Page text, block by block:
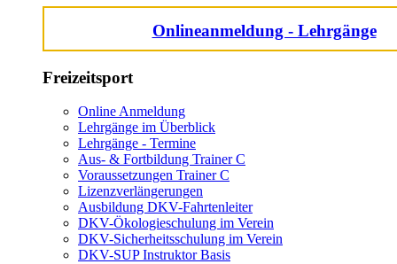
Onlineanmeldung - Lehrgänge
Freizeitsport
Online Anmeldung
Lehrgänge im Überblick
Lehrgänge - Termine
Aus- & Fortbildung Trainer C
Voraussetzungen Trainer C
Lizenzverlängerungen
Ausbildung DKV-Fahrtenleiter
DKV-Ökologieschulung im Verein
DKV-Sicherheitsschulung im Verein
DKV-SUP Instruktor Basis